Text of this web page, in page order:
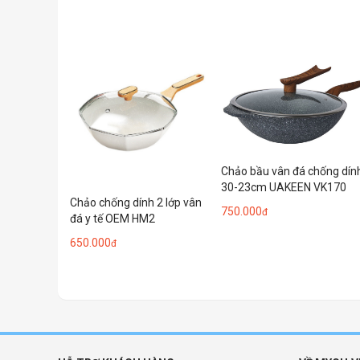
Chảo chống dính 2 lớp vân
đá y tế OEM HM2
650.000đ
Chảo bầu vân đá chống
30-23cm UAKEEN VK170
750.000đ